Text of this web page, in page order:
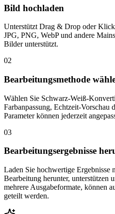
Bild hochladen
Unterstützt Drag & Drop oder
JPG, PNG, WebP und andere
Bilder unterstützt.
02
Bearbeitungsmethode
Wählen Sie Schwarz-Weiß-
Farbanpassung, Echtzeit-Vorschau
Parameter können jederzeit
03
Bearbeitungsergebnisse
Laden Sie hochwertige Ergebnisse
Bearbeitung herunter, unterstützen
mehrere Ausgabeformate, können
geteilt werden.